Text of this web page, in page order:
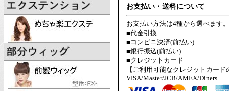
お支払い・送料について
お支払い方法は4種から選べます。
■代金引換
■コンビニ決済(前払い)
■銀行振込(前払い)
■クレジットカード
【ご利用可能なクレジットカード
VISA/Master/JCB/AMEX/Diners